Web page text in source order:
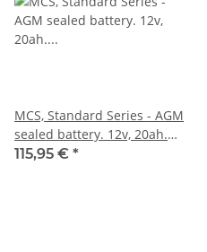
MCS, Standard Series - AGM
sealed battery. 12v, 20ah.
320cca inkl. 7,50 Euro
115,95 € *